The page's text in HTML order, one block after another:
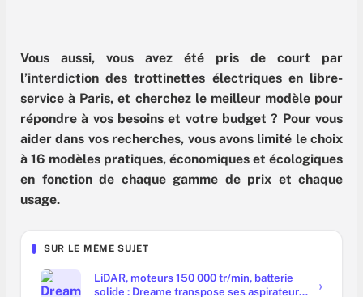
Vous aussi, vous avez été pris de court par
l’interdiction des trottinettes électriques en libre-
service à Paris, et cherchez le meilleur modèle pour
répondre à vos besoins et votre budget ? Pour vous
aider dans vos recherches, vous avons limité le choix
à 16 modèles pratiques, économiques et écologiques
en fonction de chaque gamme de prix et chaque
usage.
SUR LE MÊME SUJET
LiDAR, moteurs 150 000 tr/min, batterie
solide : Dreame transpose ses aspirateurs